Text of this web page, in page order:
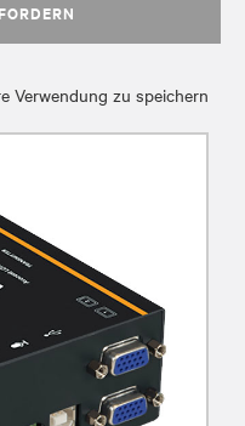
Verwendung zu speichern